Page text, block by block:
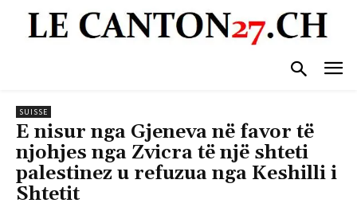
SUISSE
E nisur nga Gjeneva në favor të
njohjes nga Zvicra të një shteti
palestinez u refuzua nga Keshilli i
Shtetit